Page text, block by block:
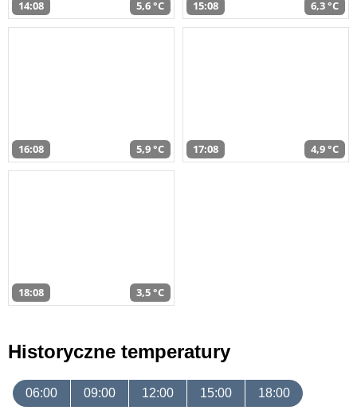
14:08 5,6 °C 15:08 6,3 °C
16:08 5,9 °C 17:08 4,9 °C
18:08 3,5 °C
Historyczne temperatury
06:00 09:00 12:00 15:00 18:00